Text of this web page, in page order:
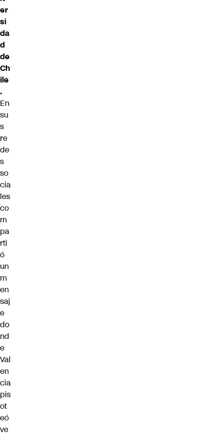
er
si
da
d
de
Ch
ile
.
En
su
s
re
de
s
so
cia
les
co
m
pa
rti
ó
un
m
en
saj
e
do
nd
e
Val
en
cia
pis
ot
eó
ve